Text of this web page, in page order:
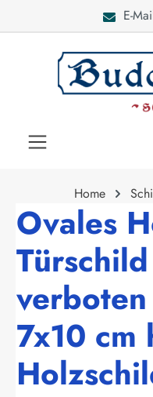
E-
Home
Ovales
7x10 cm